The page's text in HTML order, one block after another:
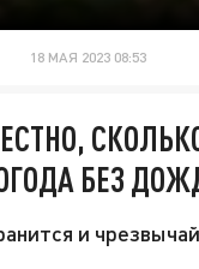
18 МАЯ 2023 08:53
БЕЗ
и